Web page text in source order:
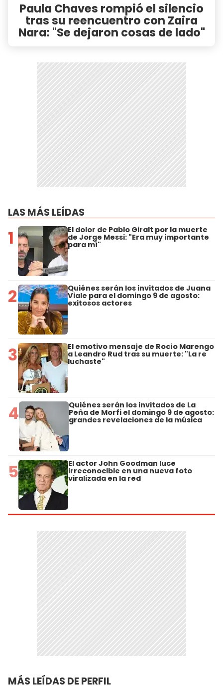
Paula Chaves rompió el silencio
tras su reencuentro con Zaira
Nara: "Se dejaron cosas de lado"
LAS MÁS LEÍDAS
1 El dolor de Pablo Giralt por la muerte
de Jorge Messi: "Era muy importante
para mí"
2 Quiénes serán los invitados de Juana
Viale para el domingo 9 de agosto:
exitosos actores
3 El emotivo mensaje de Rocío Marengo
a Leandro Rud tras su muerte: "La re
luchaste"
4 Quiénes serán los invitados de La
Peña de Morfi el domingo 9 de agosto:
grandes revelaciones de la música
5 El actor John Goodman luce
irreconocible en una nueva foto
viralizada en la red
MÁS LEÍDAS DE PERFIL